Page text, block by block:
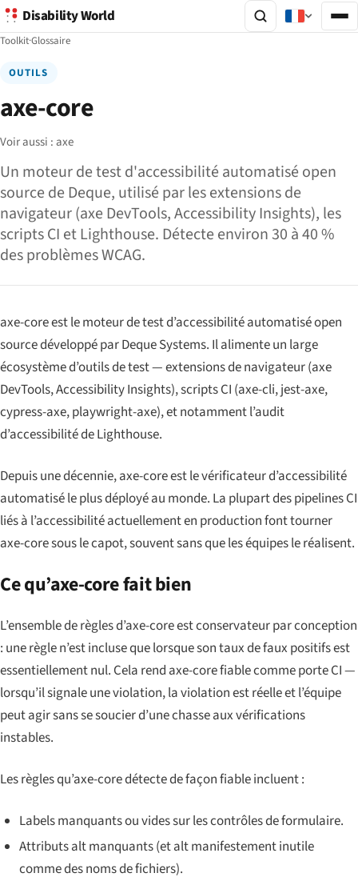
Disability World
Toolkit·Glossaire
OUTILS
axe-core
Voir aussi :axe
Un moteur de test d'accessibilité automatisé open
source de Deque, utilisé par les extensions de
navigateur (axe DevTools, Accessibility Insights), les
scripts CI et Lighthouse. Détecte environ 30 à 40 %
des problèmes WCAG.
axe-core est le moteur de test d’accessibilité automatisé open
source développé par Deque Systems. Il alimente un large
écosystème d’outils de test — extensions de navigateur (axe
DevTools, Accessibility Insights), scripts CI (axe-cli, jest-axe,
cypress-axe, playwright-axe), et notamment l’audit
d’accessibilité de Lighthouse.
Depuis une décennie, axe-core est le vérificateur d’accessibilité
automatisé le plus déployé au monde. La plupart des pipelines CI
liés à l’accessibilité actuellement en production font tourner
axe-core sous le capot, souvent sans que les équipes le réalisent.
Ce qu’axe-core fait bien
L’ensemble de règles d’axe-core est conservateur par conception
: une règle n’est incluse que lorsque son taux de faux positifs est
essentiellement nul. Cela rend axe-core fiable comme porte CI —
lorsqu’il signale une violation, la violation est réelle et l’équipe
peut agir sans se soucier d’une chasse aux vérifications
instables.
Les règles qu’axe-core détecte de façon fiable incluent :
Labels manquants ou vides sur les contrôles de formulaire.
Attributs alt manquants (et alt manifestement inutile
comme des noms de fichiers).